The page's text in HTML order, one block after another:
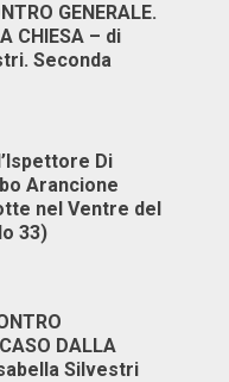
GENERALE.
CHIESA – di
Seconda
Di
Arancione
nel Ventre del
33)
DALLA
Silvestri